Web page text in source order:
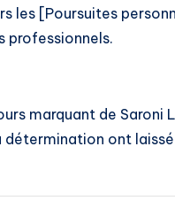
les [Poursuites
professionnels.
marquant de Saroni
ont